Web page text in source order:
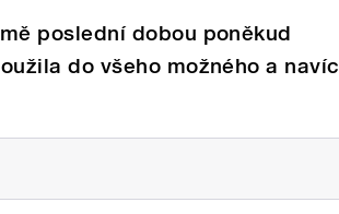
poslední dobou poněkud
do všeho možného a navíc